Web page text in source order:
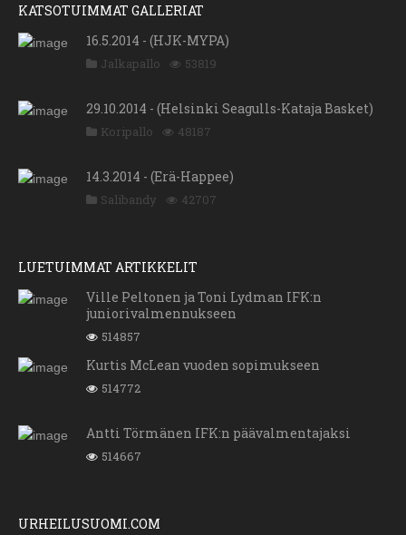
KATSOTUIMMAT GALLERIAT
16.5.2014 - (HJK-MYPA)
Jalkapallo 53819
29.10.2014 - (Helsinki Seagulls-Kataja Basket)
Koripallo 48187
14.3.2014 - (Erä-Happee)
Salibandy 42707
LUETUIMMAT ARTIKKELIT
Ville Peltonen ja Toni Lydman IFK:n
juniorivalmennukseen
514857
Kurtis McLean vuoden sopimukseen
514772
Antti Törmänen IFK:n päävalmentajaksi
514667
URHEILUSUOMI.COM